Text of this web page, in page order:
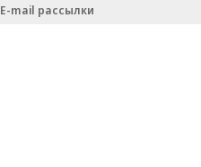
E-mail рассылки